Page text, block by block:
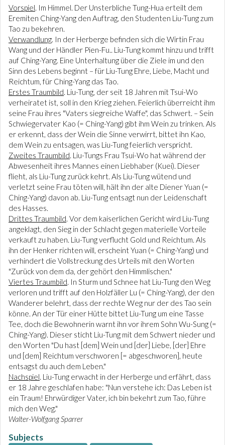
Vorspiel. Im Himmel. Der Unsterbliche Tung-Hua erteilt dem
Eremiten Ching-Yang den Auftrag, den Studenten Liu-Tung zum
Tao zu bekehren.
Verwandlung. In der Herberge befinden sich die Wirtin Frau
Wang und der Händler Pien-Fu.. Liu-Tung kommt hinzu und trifft
auf Ching-Yang. Eine Unterhaltung über die Ziele im und den
Sinn des Lebens beginnt – für Liu-Tung Ehre, Liebe, Macht und
Reichtum, für Ching-Yang das Tao.
Erstes Traumbild. Liu-Tung, der seit 18 Jahren mit Tsui-Wo
verheiratet ist, soll in den Krieg ziehen. Feierlich überreicht ihm
seine Frau ihres "Vaters siegreiche Waffe", das Schwert. – Sein
Schwiegervater Kao (= Ching-Yang) gibt ihm Wein zu trinken. Als
er erkennt, dass der Wein die Sinne verwirrt, bittet ihn Kao,
dem Wein zu entsagen, was Liu-Tung feierlich verspricht.
Zweites Traumbild. Liu-Tungs Frau Tsui-Wo hat während der
Abwesenheit ihres Mannes einen Liebhaber (Kuei). Dieser
flieht, als Liu-Tung zurück kehrt. Als Liu-Tung wütend und
verletzt seine Frau töten will, hält ihn der alte Diener Yuan (=
Ching-Yang) davon ab. Liu-Tung entsagt nun der Leidenschaft
des Hasses.
Drittes Traumbild. Vor dem kaiserlichen Gericht wird Liu-Tung
angeklagt, den Sieg in der Schlacht gegen materielle Vorteile
verkauft zu haben. Liu-Tung verflucht Gold und Reichtum. Als
ihn der Henker richten will, erscheint Yuan (= Ching-Yang) und
verhindert die Vollstreckung des Urteils mit den Worten
"Zurück von dem da, der gehört den Himmlischen."
Viertes Traumbild. In Sturm und Schnee hat Liu-Tung den Weg
verloren und trifft auf den Holzfäller Lu (= Ching-Yang), der den
Wanderer belehrt, dass der rechte Weg nur der des Tao sein
könne. An der Tür einer Hütte bittet Liu-Tung um eine Tasse
Tee, doch die Bewohnerin warnt ihn vor ihrem Sohn Wu-Sung (=
Ching-Yang). Dieser sticht Liu-Tung mit dem Schwert nieder und
den Worten "Du hast [dem] Wein und [der] Liebe, [der] Ehre
und [dem] Reichtum verschworen [= abgeschworen], heute
entsagst du auch dem Leben."
Nachspiel. Liu-Tung erwacht in der Herberge und erfährt, dass
er 18 Jahre geschlafen habe: "Nun verstehe ich: Das Leben ist
ein Traum! Ehrwürdiger Vater, ich bin bekehrt zum Tao, führe
mich den Weg."
Walter-Wolfgang Sparrer
Subjects